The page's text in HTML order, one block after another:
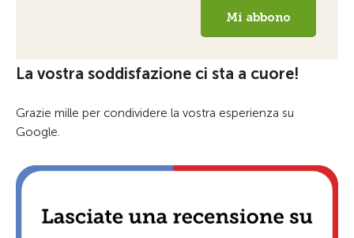
La vostra soddisfazione ci sta a cuore!
Grazie mille per condividere la vostra esperienza su
Google.